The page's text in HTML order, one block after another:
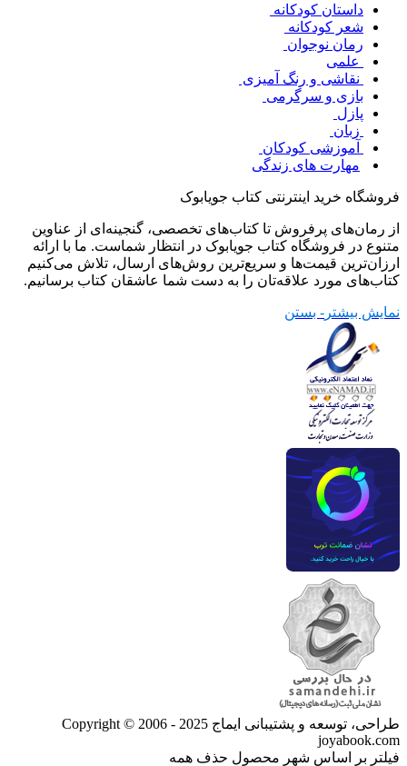
داستان کودکانه
شعر کودکانه
رمان نوجوان
علمی
نقاشی و رنگ آمیزی
بازی و سرگرمی
پازل
زبان
آموزشی کودکان
مهارت های زندگی
فروشگاه خرید اینترنتی کتاب جویابوک
از رمان‌های پرفروش تا کتاب‌های تخصصی، گنجینه‌ای از عناوین
متنوع در فروشگاه کتاب جویابوک در انتظار شماست. ما با ارائه
ارزان‌ترین قیمت‌ها و سریع‌ترین روش‌های ارسال، تلاش می‌کنیم
کتاب‌های مورد علاقه‌تان را به دست شما عاشقان کتاب برسانیم.
نمایش بیشتر - بستن
طراحی، توسعه و پشتیبانی ایماج Copyright © 2006 - 2025
joyabook.com
فیلتر بر اساس شهر محصول حذف همه